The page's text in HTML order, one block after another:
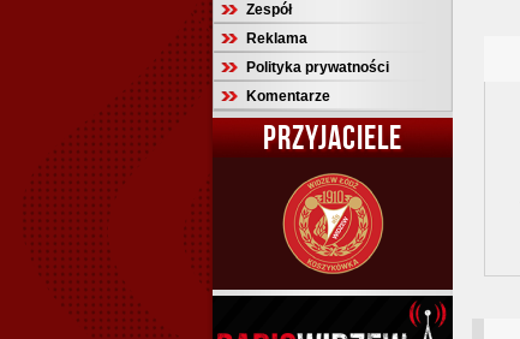
Zespół
Reklama
Polityka prywatności
Komentarze
PRZYJACIELE